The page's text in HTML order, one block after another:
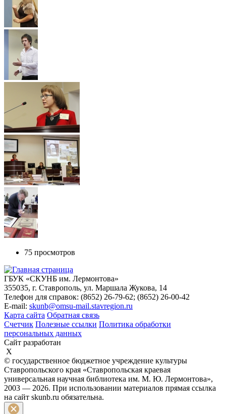
75 просмотров
ГБУК «СКУНБ им. Лермонтова»
355035, г. Ставрополь, ул. Маршала Жукова, 14
Телефон для справок: (8652) 26-79-62; (8652) 26-00-42
E-mail: skunb@omsu-mail.stavregion.ru
Карта сайта Обратная связь
Счетчик Полезные ссылки Политика обработки
персональных данных
Сайт разработан
X
© государственное бюджетное учреждение культуры
Ставропольского края «Ставропольская краевая
универсальная научная библиотека им. М. Ю. Лермонтова»,
2003 — 2026. При использовании материалов прямая ссылка
на сайт skunb.ru обязательна.